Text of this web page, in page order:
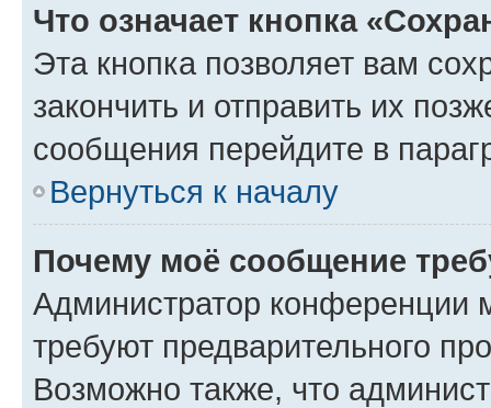
Что означает кнопка
Эта кнопка позволяет вам
закончить и отправить их
сообщения перейдите в
Вернуться к началу
Почему моё сообщение
Администратор конференции
требуют предварительного
Возможно также, что